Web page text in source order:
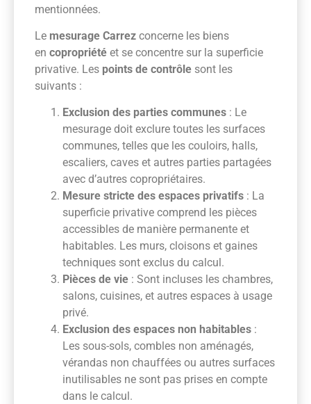
mentionnées.
Le mesurage Carrez concerne les biens
en copropriété et se concentre sur la superficie
privative. Les points de contrôle sont les
suivants :
Exclusion des parties communes : Le
mesurage doit exclure toutes les surfaces
communes, telles que les couloirs, halls,
escaliers, caves et autres parties partagées
avec d’autres copropriétaires.
Mesure stricte des espaces privatifs : La
superficie privative comprend les pièces
accessibles de manière permanente et
habitables. Les murs, cloisons et gaines
techniques sont exclus du calcul.
Pièces de vie : Sont incluses les chambres,
salons, cuisines, et autres espaces à usage
privé.
Exclusion des espaces non habitables :
Les sous-sols, combles non aménagés,
vérandas non chauffées ou autres surfaces
inutilisables ne sont pas prises en compte
dans le calcul.